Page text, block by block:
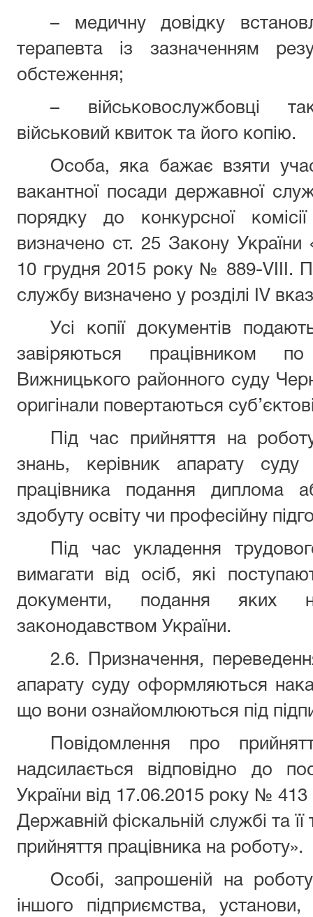
– медичну довідку
терапевта із зазначенням
обстеження;
– військовослужбовці
військовий квиток та його копію.
Особа, яка бажає взяти
вакантної посади державної
порядку до конкурсної
визначено ст. 25 Закону
10 грудня 2015 року № 889-VІІІ.
службу визначено у розділі ІV
Усі копії документів
завіряються працівником
Вижницького районного суду
оригінали повертаються
Під час прийняття на
знань, керівник апарату
працівника подання диплома
здобуту освіту чи професійну
Під час укладення
вимагати від осіб, які
документи, подання яких
законодавством України.
2.6. Призначення,
апарату суду оформляються
що вони ознайомлюються під
Повідомлення про
надсилається відповідно до
України від 17.06.2015 року №
Державній фіскальній службі та
прийняття працівника на роботу».
Особі, запрошеній на
іншого підприємства,